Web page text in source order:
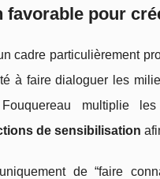
favorable pour
cadre particulièrement
à faire dialoguer les
Fouquereau multiplie les
de sensibilisation
de “faire